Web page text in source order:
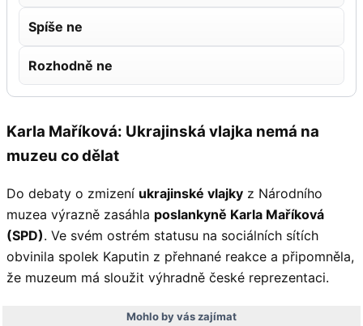
Spíše ne
Rozhodně ne
Karla Maříková: Ukrajinská vlajka nemá na
muzeu co dělat
Do debaty o zmizení ukrajinské vlajky z Národního
muzea výrazně zasáhla poslankyně Karla Maříková
(SPD). Ve svém ostrém statusu na sociálních sítích
obvinila spolek Kaputin z přehnané reakce a připomněla,
že muzeum má sloužit výhradně české reprezentaci.
Mohlo by vás zajímat